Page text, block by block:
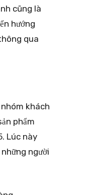
cũng là
hướng
qua
khách
phẩm
Lúc này
người